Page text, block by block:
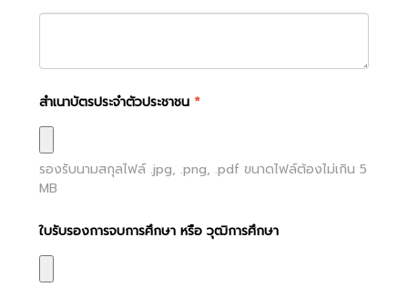
สำเนาบัตรประจำตัวประชาชน *
รองรับนามสกุลไฟล์.jpg, .png, .pdf ขนาดไฟล์ต้องไม่เกิน 5
MB
ใบรับรองการจบการศึกษา หรือ วุฒิการศึกษา